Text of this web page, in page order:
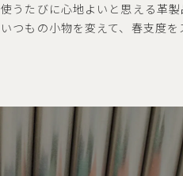
使うたびに心地よいと思える革
いつもの小物を変えて、春支度